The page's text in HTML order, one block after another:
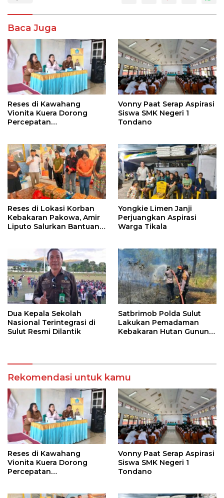
Baca Juga
Reses di Kawahang
Vionita Kuera Dorong
Percepatan
Vonny Paat Serap Aspirasi
Siswa SMK Negeri 1
Tondano
Reses di Lokasi Korban
Kebakaran Pakowa, Amir
Liputo Salurkan Bantuan
Yongkie Limen Janji
Perjuangkan Aspirasi
Warga Tikala
Dua Kepala Sekolah
Nasional Terintegrasi di
Sulut Resmi Dilantik
Satbrimob Polda Sulut
Lakukan Pemadaman
Kebakaran Hutan Gunung
Rekomendasi untuk kamu
Reses di Kawahang
Vionita Kuera Dorong
Percepatan
Vonny Paat Serap Aspirasi
Siswa SMK Negeri 1
Tondano